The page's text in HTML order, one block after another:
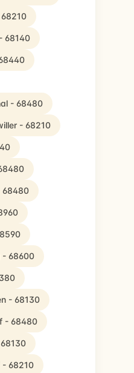
68140
- 68480
- 68210
68480
- 68600
- 68130
- 68480
- 68210